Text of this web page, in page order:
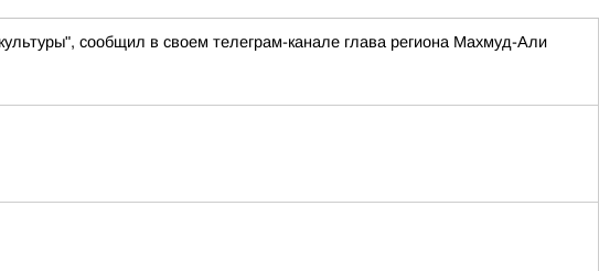
сообщил в своем телеграм-канале глава региона Махмуд-Али